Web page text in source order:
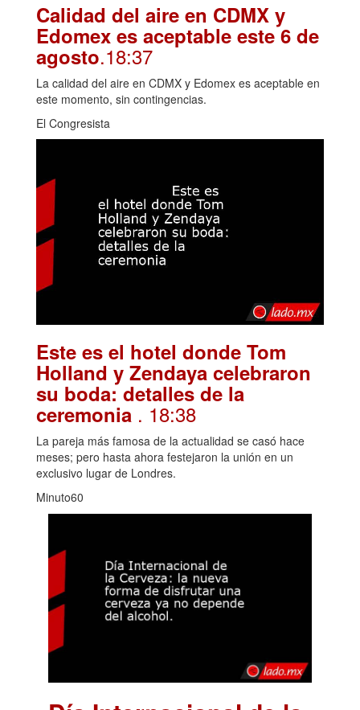
Calidad del aire en CDMX y
Edomex es aceptable este 6 de
agosto.18:37
La calidad del aire en CDMX y Edomex es aceptable en
este momento, sin contingencias.
El Congresista
Este es el hotel donde Tom
Holland y Zendaya celebraron
su boda: detalles de la
ceremonia . 18:38
La pareja más famosa de la actualidad se casó hace
meses; pero hasta ahora festejaron la unión en un
exclusivo lugar de Londres.
Minuto60